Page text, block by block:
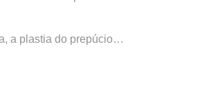
a plastia do prepúcio…